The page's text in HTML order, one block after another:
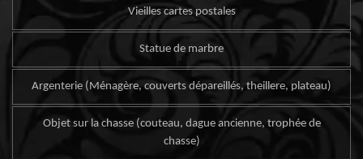
Vieilles cartes postales
Statue de marbre
Argenterie (Ménagère, couverts dépareillés, theillere, plateau)
Objet sur la chasse (couteau, dague ancienne, trophée de
chasse)